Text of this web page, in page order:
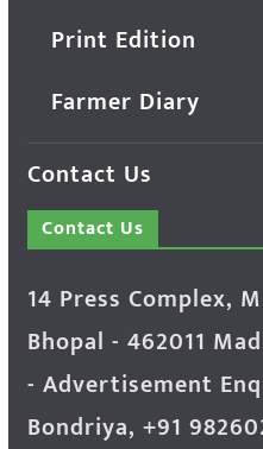
Print Edition
Farmer Diary
Contact Us
Contact Us
14 Press Complex,
Bhopal - 462011
- Advertisement
Bondriya, +91